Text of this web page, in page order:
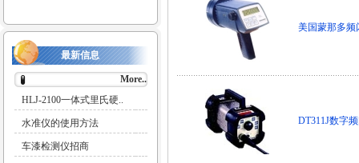
最新信息
More..
HLJ-2100一体式里氏硬..
水准仪的使用方法
车漆检测仪招商
美国蒙那多
DT311J数字